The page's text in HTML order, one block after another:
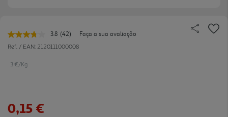
3.8 Leu
42
(42)
Faça a sua avaliação
Ref. / EAN: 2120111000008
3 €/Kg
0,15 €